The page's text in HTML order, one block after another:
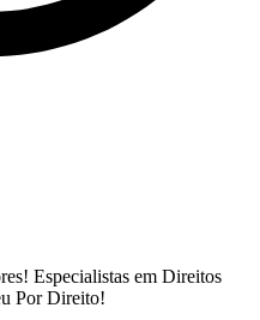
Especialistas em Direitos
Por Direito!